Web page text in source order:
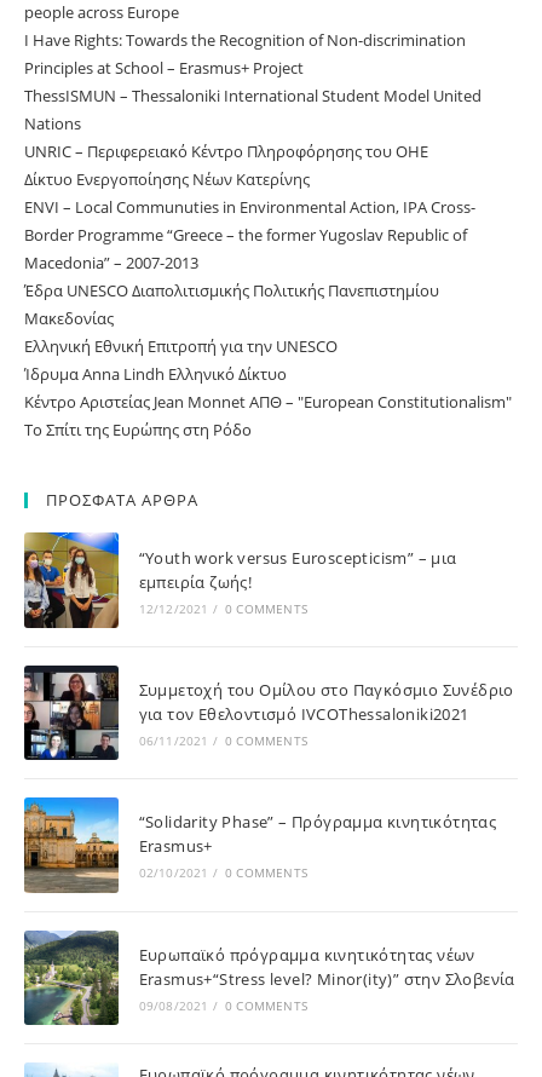
people across Europe
I Have Rights: Towards the Recognition of Non-discrimination
Principles at School – Erasmus+ Project
ThessISMUN – Thessaloniki International Student Model United
Nations
UNRIC – Περιφερειακό Κέντρο Πληροφόρησης του ΟΗΕ
Δίκτυο Ενεργοποίησης Νέων Κατερίνης
ΕNVI – Local Communuties in Environmental Action, IPA Cross-
Border Programme “Greece – the former Yugoslav Republic of
Macedonia” – 2007-2013
Έδρα UNESCO Διαπολιτισμικής Πολιτικής Πανεπιστημίου
Μακεδονίας
Ελληνική Εθνική Επιτροπή για την UNESCO
Ίδρυμα Anna Lindh Ελληνικό Δίκτυο
Κέντρο Αριστείας Jean Monnet ΑΠΘ – "European Constitutionalism"
Το Σπίτι της Ευρώπης στη Ρόδο
ΠΡΟΣΦΑΤΑ ΑΡΘΡΑ
“Youth work versus Euroscepticism” – μια
εμπειρία ζωής!
12/12/2021 / 0 COMMENTS
Συμμετοχή του Ομίλου στο Παγκόσμιο Συνέδριο
για τον Εθελοντισμό IVCOThessaloniki2021
06/11/2021 / 0 COMMENTS
“Solidarity Phase” – Πρόγραμμα κινητικότητας
Erasmus+
02/10/2021 / 0 COMMENTS
Ευρωπαϊκό πρόγραμμα κινητικότητας νέων
Erasmus+“Stress level? Minor(ity)” στην Σλοβενία
09/08/2021 / 0 COMMENTS